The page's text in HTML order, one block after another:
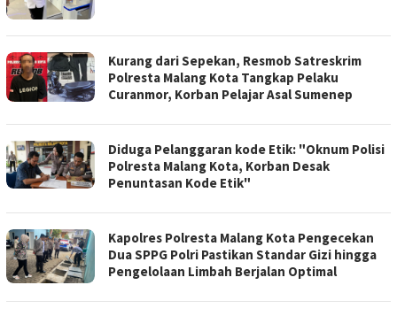
Kurang dari Sepekan, Resmob Satreskrim
Polresta Malang Kota Tangkap Pelaku
Curanmor, Korban Pelajar Asal Sumenep
Diduga Pelanggaran kode Etik: "Oknum Polisi
Polresta Malang Kota, Korban Desak
Penuntasan Kode Etik"
Kapolres Polresta Malang Kota Pengecekan
Dua SPPG Polri Pastikan Standar Gizi hingga
Pengelolaan Limbah Berjalan Optimal